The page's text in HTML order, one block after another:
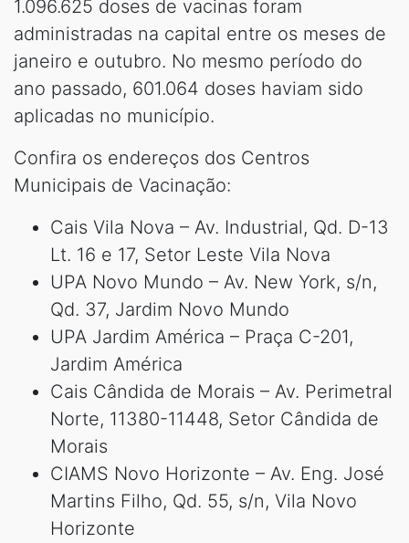
1.096.625 doses de vacinas foram
administradas na capital entre os meses de
janeiro e outubro. No mesmo período do
ano passado, 601.064 doses haviam sido
aplicadas no município.
Confira os endereços dos Centros
Municipais de Vacinação:
Cais Vila Nova – Av. Industrial, Qd. D-13
Lt. 16 e 17, Setor Leste Vila Nova
UPA Novo Mundo – Av. New York, s/n,
Qd. 37, Jardim Novo Mundo
UPA Jardim América – Praça C-201,
Jardim América
Cais Cândida de Morais – Av. Perimetral
Norte, 11380-11448, Setor Cândida de
Morais
CIAMS Novo Horizonte – Av. Eng. José
Martins Filho, Qd. 55, s/n, Vila Novo
Horizonte